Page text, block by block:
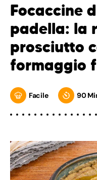
Focaccine
padella: la
prosciutto
formaggio
Facile 90